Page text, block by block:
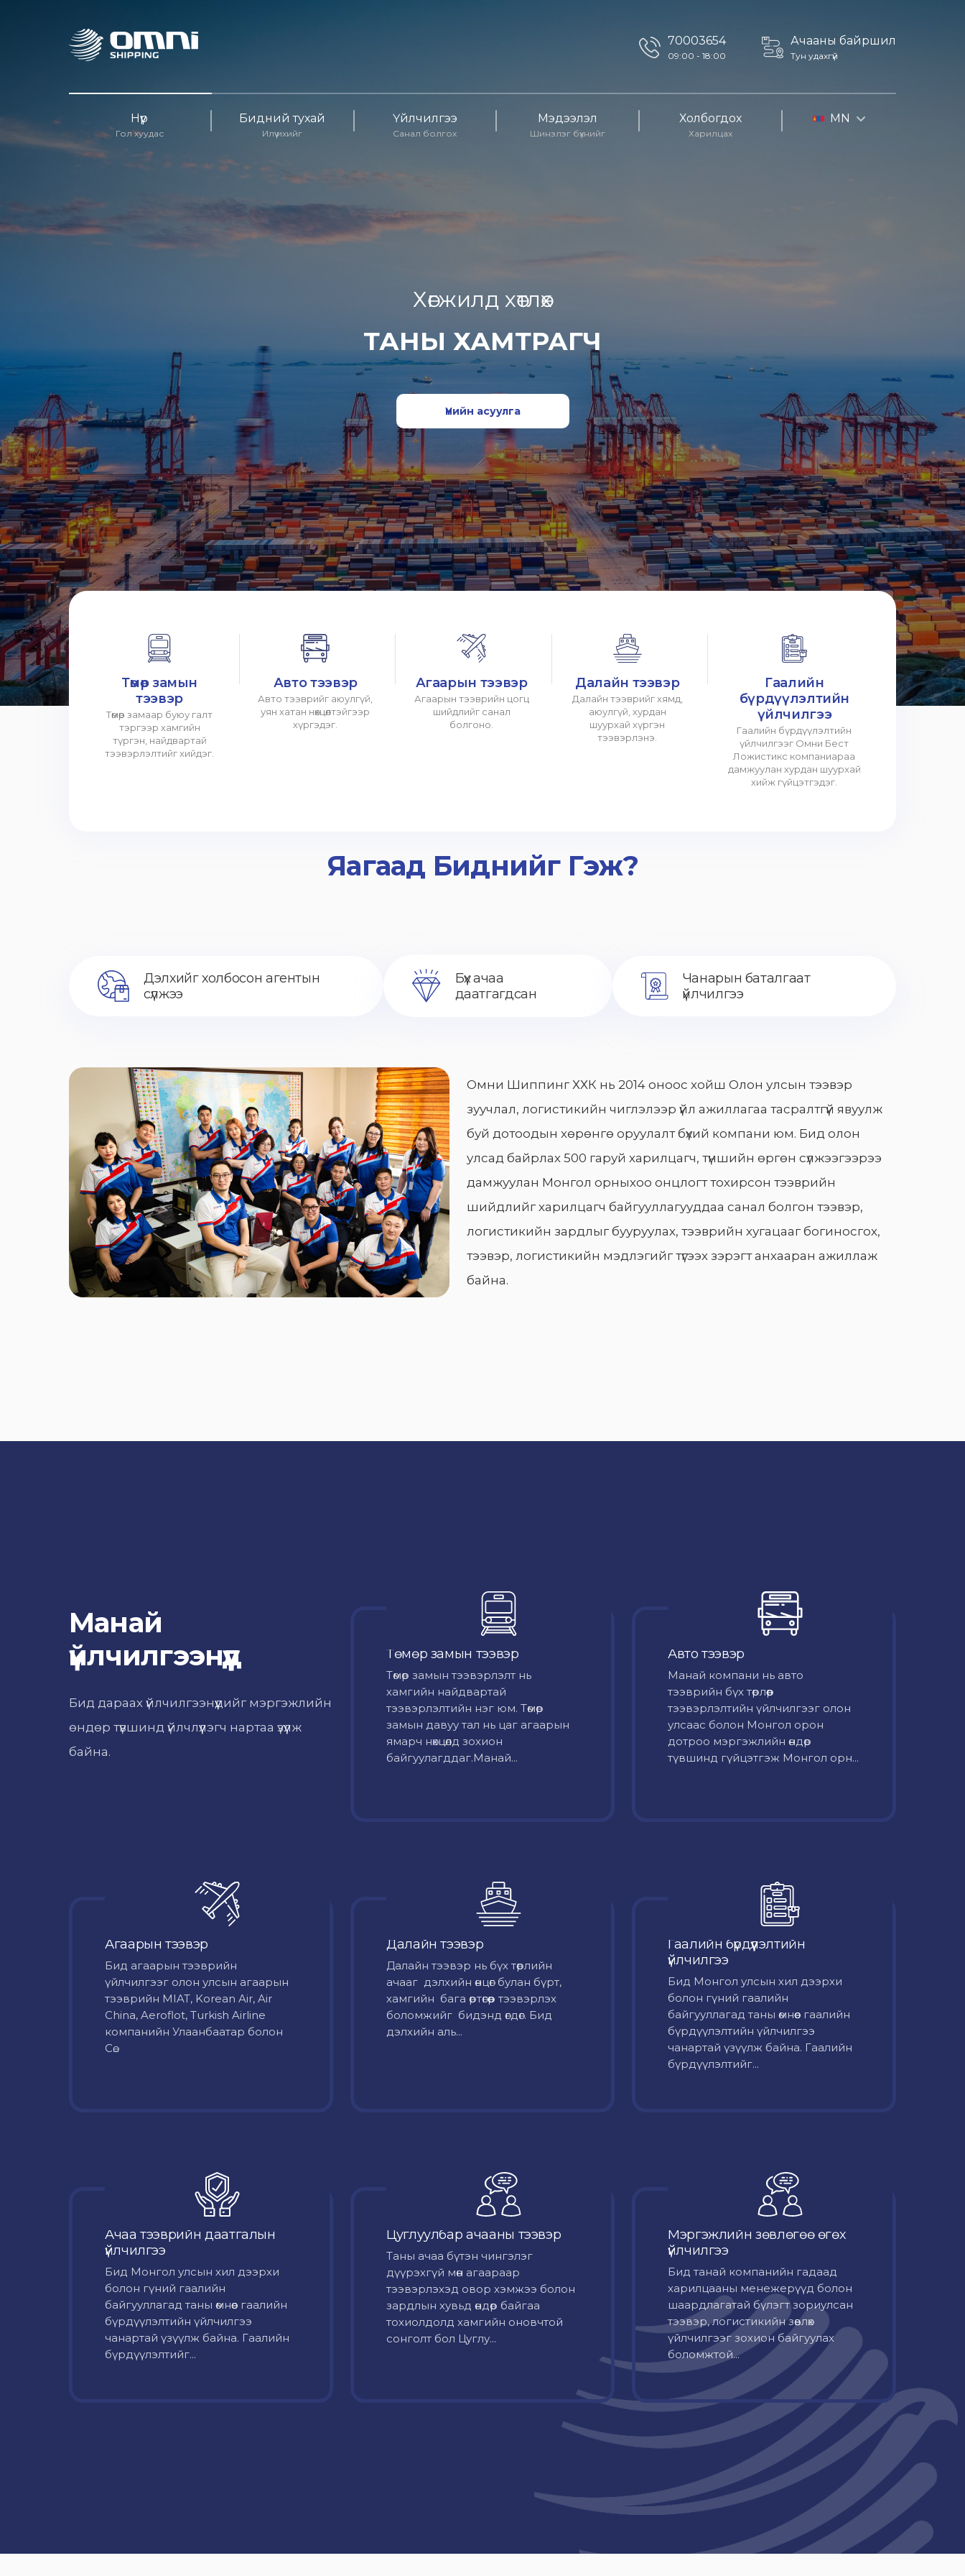
70003654
09:00 - 18:00
Ачааны байршил
Тун удахгүй
Нүүр
Гол хуудас
Бидний тухай
Илүү ихийг
Үйлчилгээ
Санал болгох
Мэдээлэл
Шинэлэг бүхнийг
Холбогдох
Харилцах
MN
Хөгжилд хөтлөх
ТАНЫ ХАМТРАГЧ
Үнийн асуулга
Төмөр замын
тээвэр
Төмөр замаар буюу галт
тэргээр хамгийн
түргэн, найдвартай
тээвэрлэлтийг хийдэг.
Авто тээвэр
Авто тээврийг аюулгүй,
уян хатан нөхцөлтэйгээр
хүргэдэг.
Агаарын тээвэр
Агаарын тээврийн цогц
шийдлийг санал
болгоно.
Далайн тээвэр
Далайн тээврийг хямд,
аюулгүй, хурдан
шуурхай хүргэн
тээвэрлэнэ.
Гаалийн
бүрдүүлэлтийн
үйлчилгээ
Гаалийн бүрдүүлэлтийн
үйлчилгээг Омни Бест
Ложистикс компаниараа
дамжуулан хурдан шуурхай
хийж гүйцэтгэдэг.
Яагаад Биднийг Гэж?
Дэлхийг холбосон агентын
сүлжээ
Бүх ачаа
даатгагдсан
Чанарын баталгаат
үйлчилгээ
Омни Шиппинг ХХК нь 2014 оноос хойш Олон улсын тээвэр
зуучлал, логистикийн чиглэлээр үйл ажиллагаа тасралтгүй явуулж
буй дотоодын хөрөнгө оруулалт бүхий компани юм. Бид олон
улсад байрлах 500 гаруй харилцагч, түншийн өргөн сүлжээгээрээ
дамжуулан Монгол орныхоо онцлогт тохирсон тээврийн
шийдлийг харилцагч байгууллагууддаа санал болгон тээвэр,
логистикийн зардлыг бууруулах, тээврийн хугацааг богиносгох,
тээвэр, логистикийн мэдлэгийг түгээх зэрэгт анхааран ажиллаж
байна.
Манай
үйлчилгээнүүд
Бид дараах үйлчилгээнүүдийг мэргэжлийн
өндөр түвшинд үйлчлүүлэгч нартаа үзүүлж
байна.
Төмөр замын тээвэр
Төмөр замын тээвэрлэлт нь
хамгийн найдвартай
тээвэрлэлтийн нэг юм. Төмөр
замын давуу тал нь цаг агаарын
ямарч нөхцөлд зохион
байгуулагддаг.Манай...
Авто тээвэр
Mанай компани нь авто
тээврийн бүх төрлөөр
тээвэрлэлтийн үйлчилгээг олон
улсаас болон Монгол орон
дотроо мэргэжлийн өндөр
түвшинд гүйцэтгэж Монгол орн...
Агаарын тээвэр
Бид агаарын тээврийн
үйлчилгээг олон улсын агаарын
тээврийн MIAT, Korean Air, Air
China, Aeroflot, Turkish Airline
компанийн Улаанбаатар болон
Сө...
Далайн тээвэр
Далайн тээвэр нь бүх төрлийн
ачааг дэлхийн өнцөг булан бүрт,
хамгийн бага өртөгөөр тээвэрлэх
боломжийг бидэнд өгдөг. Бид
дэлхийн аль...
Гаалийн бүрдүүлэлтийн
үйлчилгээ
Бид Монгол улсын хил дээрхи
болон гүний гаалийн
байгууллагад таны өмнөөс гаалийн
бүрдүүлэлтийн үйлчилгээ
чанартай үзүүлж байна. Гаалийн
бүрдүүлэлтийг...
Ачаа тээврийн даатгалын
үйлчилгээ
Бид Монгол улсын хил дээрхи
болон гүний гаалийн
байгууллагад таны өмнөөс гаалийн
бүрдүүлэлтийн үйлчилгээ
чанартай үзүүлж байна. Гаалийн
бүрдүүлэлтийг...
Цуглуулбар ачааны тээвэр
Таны ачаа бүтэн чингэлэг
дүүрэхгүй мөн агаараар
тээвэрлэхэд овор хэмжээ болон
зардлын хувьд өндөр байгаа
тохиолдолд хамгийн оновчтой
сонголт бол Цуглу...
Мэргэжлийн зөвлөгөө өгөх
үйлчилгээ
Бид танай компанийн гадаад
харилцааны менежерүүд болон
шаардлагатай бүлэгт зориулсан
тээвэр, логистикийн зөвлөх
үйлчилгээг зохион байгуулах
боломжтой...